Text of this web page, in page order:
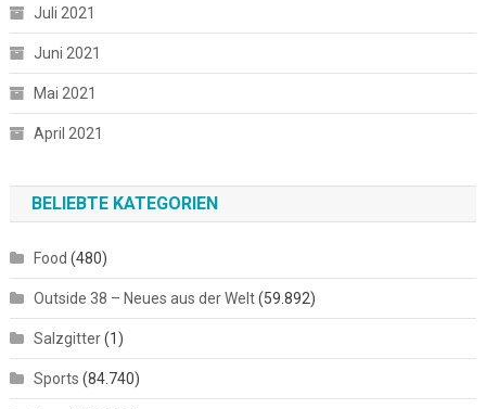
Juli 2021
Juni 2021
Mai 2021
April 2021
BELIEBTE KATEGORIEN
Food (480)
Outside 38 – Neues aus der Welt(59.892)
Salzgitter(1)
Sports (84.740)